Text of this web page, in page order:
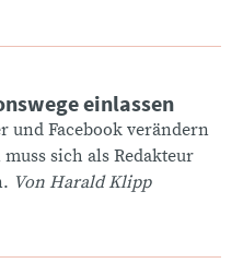
einlassen
und Facebook verändern
sich als Redakteur
Von Harald Klipp